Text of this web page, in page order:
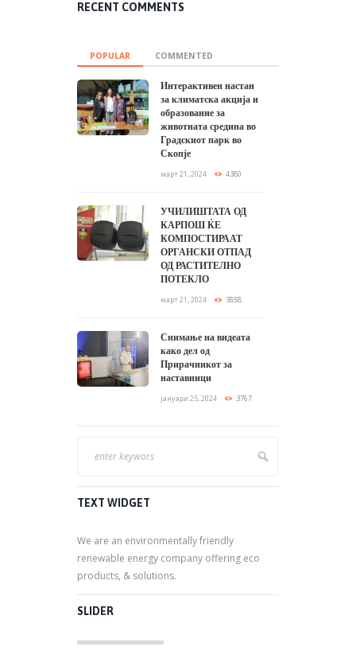
RECENT COMMENTS
POPULAR COMMENTED
Интерактивен настан
за климатска акција и
образование за
животната средина во
Градскиот парк во
Скопје
март 21, 2024 4380
УЧИЛИШТАТА ОД
КАРПОШ ЌЕ
КОМПОСТИРААТ
ОРГАНСКИ ОТПАД
ОД РАСТИТЕЛНО
ПОТЕКЛО
март 21, 2024 3858
Снимање на видеата
како дел од
Прирачникот за
наставници
јануари 25, 2024 3767
TEXT WIDGET
We are an environmentally friendly
renewable energy company offering eco
products, & solutions.
SLIDER